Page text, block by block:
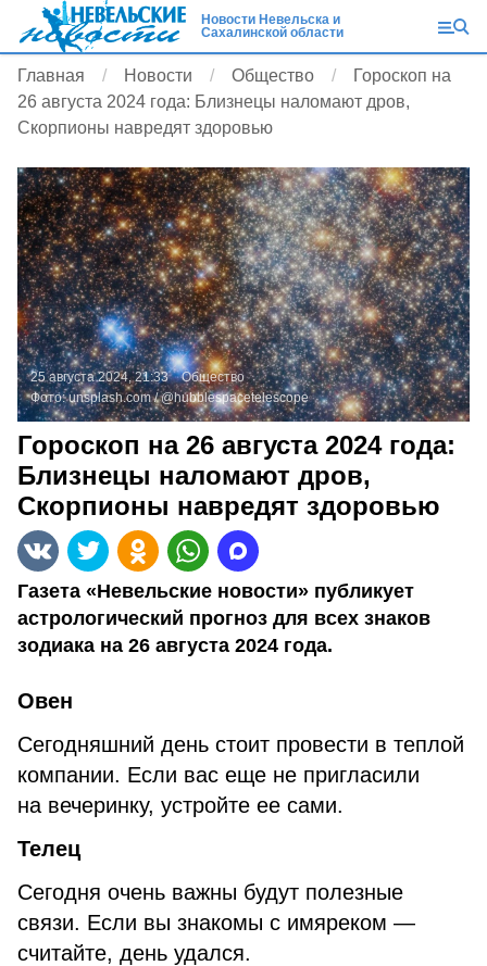
Новости Невельска и
Сахалинской области
Главная Новости Общество
Гороскоп на
26 августа 2024 года: Близнецы наломают дров,
Скорпионы навредят здоровью
25 августа 2024, 21:33
Общество
Фото:unsplash.com/ @hubblespacetelescope
Гороскоп на 26 августа 2024 года:
Близнецы наломают дров,
Скорпионы навредят здоровью
Газета «Невельские новости» публикует
астрологический прогноз для всех знаков
зодиака на 26 августа 2024 года.
Овен
Сегодняшний день стоит провести в теплой
компании. Если вас еще не пригласили
на вечеринку, устройте ее сами.
Телец
Сегодня очень важны будут полезные
связи. Если вы знакомы с имяреком —
считайте, день удался.